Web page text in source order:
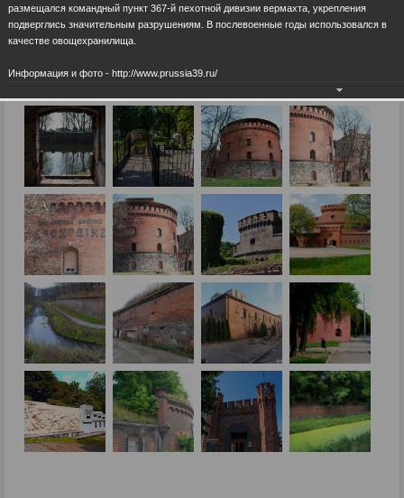
размещался командный пункт 367-й пехотной дивизии вермахта, укрепления
подверглись значительным разрушениям. В послевоенные годы использовался в
качестве овощехранилища.
Информация и фото - http://www.prussia39.ru/